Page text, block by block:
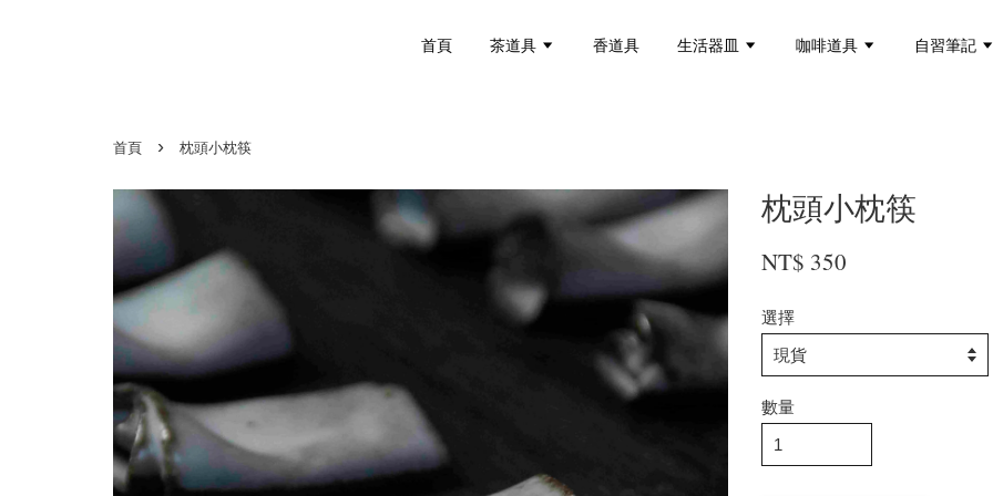
首頁 茶道具 香道具 生活器皿 咖啡道具 自習筆記
首頁 › 枕頭小枕筷
枕頭小枕筷
NT$ 350
選擇
數量